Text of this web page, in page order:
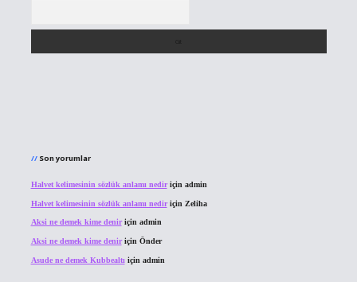
Son yorumlar
Halvet kelimesinin sözlük anlamı nediriçin admin
Halvet kelimesinin sözlük anlamı nediriçin Zeliha
Aksi ne demek kime deniriçin admin
Aksi ne demek kime deniriçin Önder
Asude ne demek Kubbealtı için admin